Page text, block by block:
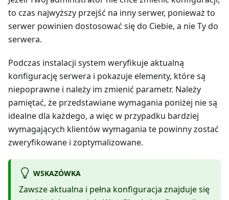
to czas najwyższy przejść na inny serwer, ponieważ to
serwer powinien dostosować się do Ciebie, a nie Ty do
serwera.
Podczas instalacji system weryfikuje aktualną
konfigurację serwera i pokazuje elementy, które są
niepoprawne i należy im zmienić parametr. Należy
pamiętać, że przedstawiane wymagania poniżej nie są
idealne dla każdego, a więc w przypadku bardziej
wymagających klientów wymagania te powinny zostać
zweryfikowane i zoptymalizowane.
WSKAZÓWKA
Zawsze aktualna i pełna konfiguracja znajduje się